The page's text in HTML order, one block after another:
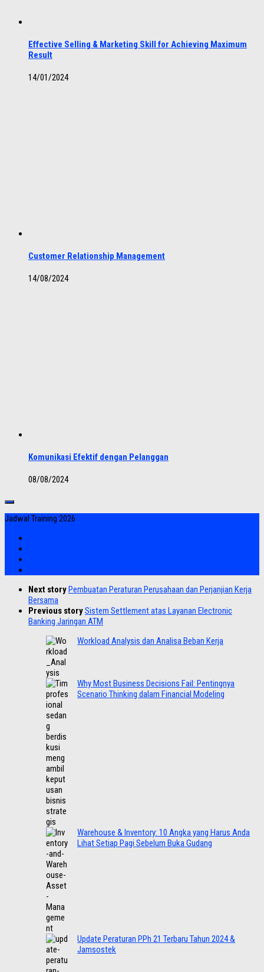
Effective Selling & Marketing Skill for Achieving Maximum
Result
14/01/2024
Customer Relationship Management
14/08/2024
Komunikasi Efektif dengan Pelanggan
08/08/2024
Jadwal Training 2026
Next storyPembuatan Peraturan Perusahaan dan Perjanjian Kerja
Bersama
Previous storySistem Settlement atas Layanan Electronic
Banking Jaringan ATM
Workload Analysis dan Analisa Beban Kerja
Why Most Business Decisions Fail: Pentingnya
Scenario Thinking dalam Financial Modeling
Warehouse & Inventory: 10 Angka yang Harus Anda
Lihat Setiap Pagi Sebelum Buka Gudang
Update Peraturan PPh 21 Terbaru Tahun 2024 &
Jamsostek